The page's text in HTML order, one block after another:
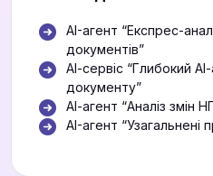
AI-агент “Експрес-
документів”
АІ-сервіс “Глибокий
документу”
АІ-агент “Аналіз змін
AI-агент “Узагальнені